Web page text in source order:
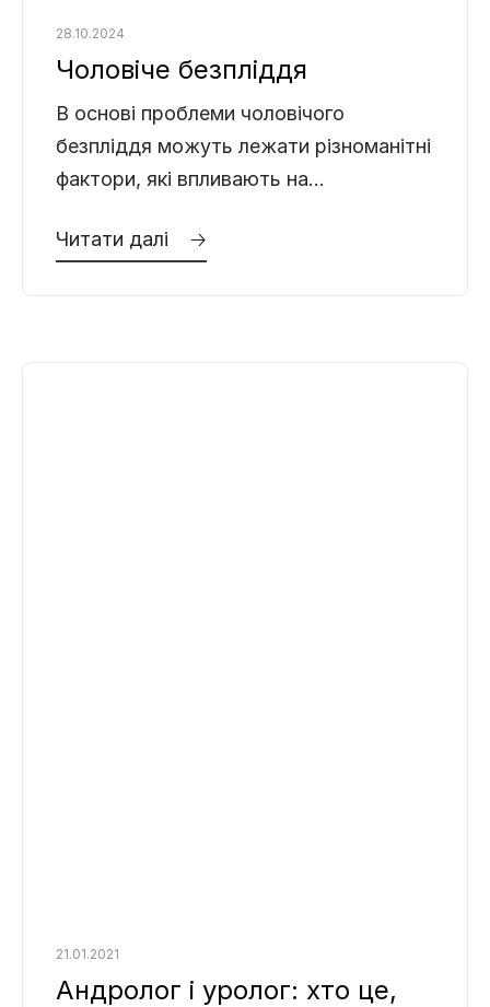
Чоловіче безпліддя
28.10.2024
В основі проблеми чоловічого
безпліддя можуть лежати різноманітні
фактори, які впливають на
Важливо розуміти причини та
Читати далі 🡢
Андролог і уролог: хто це,
21.01.2021